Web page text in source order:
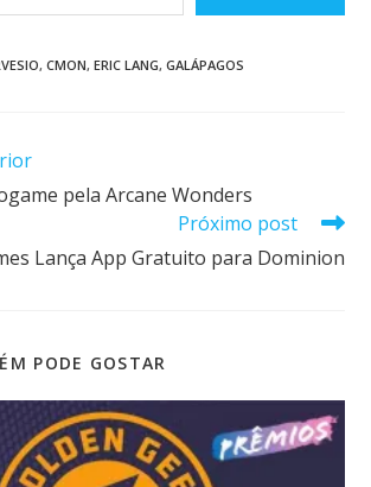
, CMON, ERIC LANG, GALÁPAGOS
pela Arcane Wonders
Próximo post
Lança App Gratuito para Dominion
PODE GOSTAR